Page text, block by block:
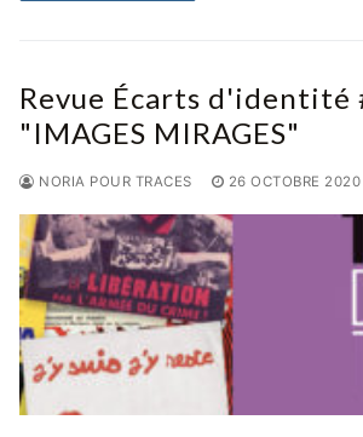
Revue Écarts d'identité
"IMAGES MIRAGES"
NORIA POUR TRACES 26 OCTOBRE 2020